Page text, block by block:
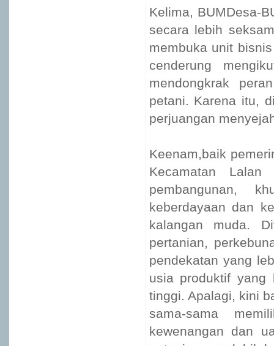
Kelima, BUMDesa-
secara lebih
membuka unit
cenderung
mendongkrak
petani. Karena itu,
perjuangan
Keenam,baik
Kecamatan
pembangunan,
keberdayaan dan
kalangan muda.
pertanian,
pendekatan yang
usia produktif
tinggi. Apalagi, kini
sama-sama
kewenangan dan